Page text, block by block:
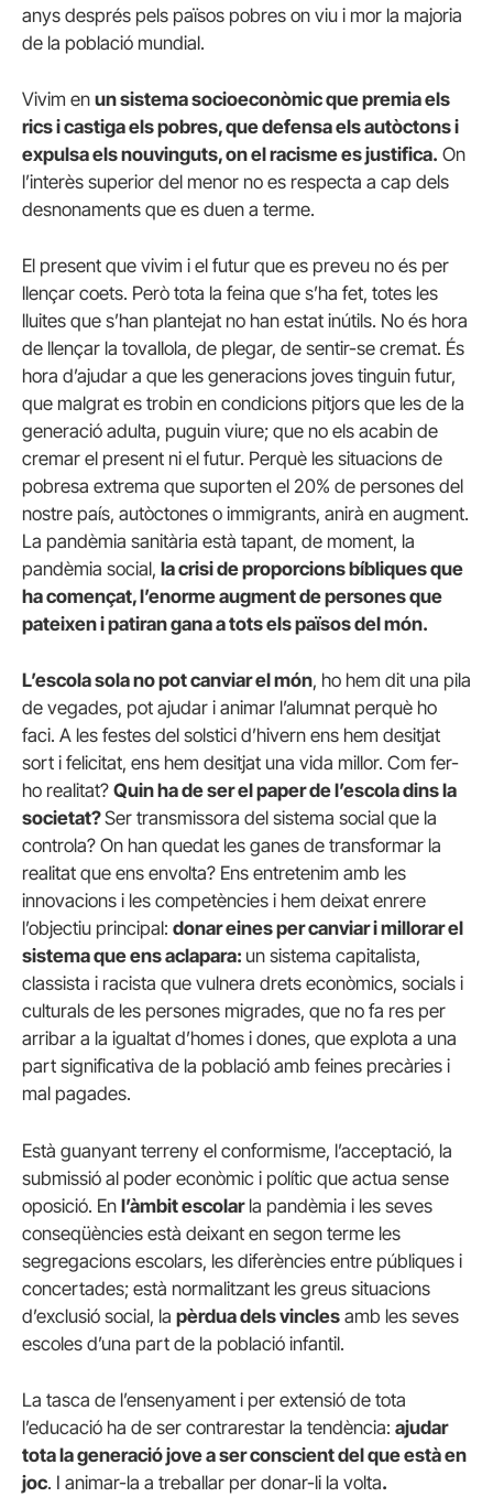
anys després pels països pobres on viu i mor la majoria
de la població mundial.
Vivim en un sistema socioeconòmic que premia els
rics i castiga els pobres, que defensa els autòctons i
expulsa els nouvinguts, on el racisme es justifica. On
l’interès superior del menor no es respecta a cap dels
desnonaments que es duen a terme.
El present que vivim i el futur que es preveu no és per
llençar coets. Però tota la feina que s’ha fet, totes les
lluites que s’han plantejat no han estat inútils. No és hora
de llençar la tovallola, de plegar, de sentir-se cremat. És
hora d’ajudar a que les generacions joves tinguin futur,
que malgrat es trobin en condicions pitjors que les de la
generació adulta, puguin viure; que no els acabin de
cremar el present ni el futur. Perquè les situacions de
pobresa extrema que suporten el 20% de persones del
nostre país, autòctones o immigrants, anirà en augment.
La pandèmia sanitària està tapant, de moment, la
pandèmia social, la crisi de proporcions bíbliques que
ha començat, l’enorme augment de persones que
pateixen i patiran gana a tots els països del món.
L’escola sola no pot canviar el món, ho hem dit una pila
de vegades, pot ajudar i animar l’alumnat perquè ho
faci. A les festes del solstici d’hivern ens hem desitjat
sort i felicitat, ens hem desitjat una vida millor. Com fer-
ho realitat? Quin ha de ser el paper de l’escola dins la
societat?Ser transmissora del sistema social que la
controla? On han quedat les ganes de transformar la
realitat que ens envolta? Ens entretenim amb les
innovacions i les competències i hem deixat enrere
l’objectiu principal: donar eines per canviar i millorar el
sistema que ens aclapara: un sistema capitalista,
classista i racista que vulnera drets econòmics, socials i
culturals de les persones migrades, que no fa res per
arribar a la igualtat d’homes i dones, que explota a una
part significativa de la població amb feines precàries i
mal pagades.
Està guanyant terreny el conformisme, l’acceptació, la
submissió al poder econòmic i polític que actua sense
oposició. En l’àmbit escolarla pandèmia i les seves
conseqüències està deixant en segon terme les
segregacions escolars, les diferències entre públiques i
concertades; està normalitzant les greus situacions
d’exclusió social, la pèrdua dels vincles amb les seves
escoles d’una part de la població infantil.
La tasca de l’ensenyament i per extensió de tota
l’educació ha de ser contrarestar la tendència: ajudar
tota la generació jove a ser conscient del que està en
joc. I animar-la a treballar per donar-li la volta.